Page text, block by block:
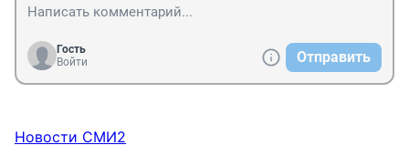
Гость
Войти
Отправить
Новости СМИ2